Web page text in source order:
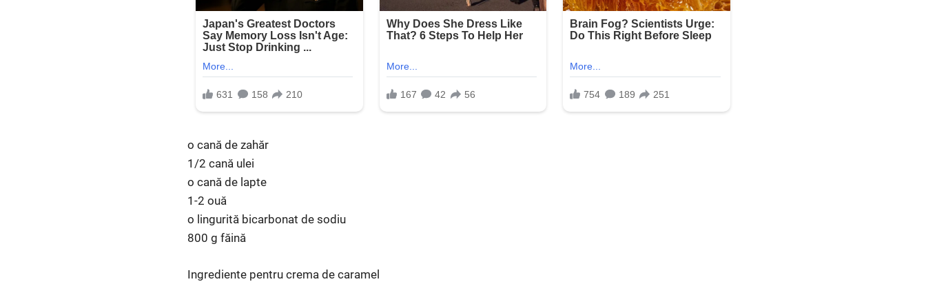
o cană de zahăr
1/2 cană ulei
o cană de lapte
1-2 ouă
o lingurită bicarbonat de sodiu
800 g făină
Ingrediente pentru crema de caramel